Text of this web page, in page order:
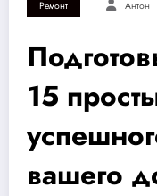
Ремонт Антон
15
вашего